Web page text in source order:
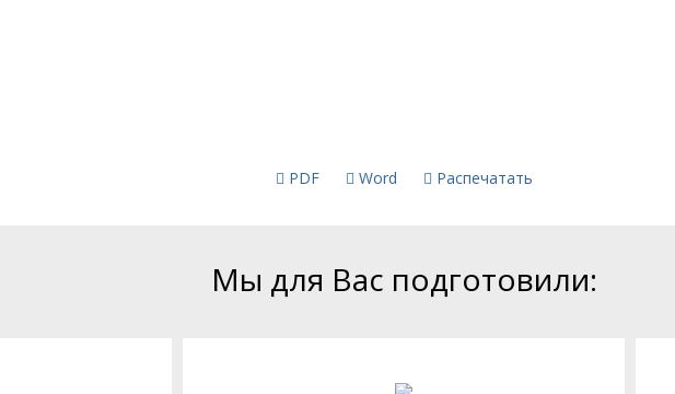
PDF Word Распечатать
Мы для Вас подготовили: